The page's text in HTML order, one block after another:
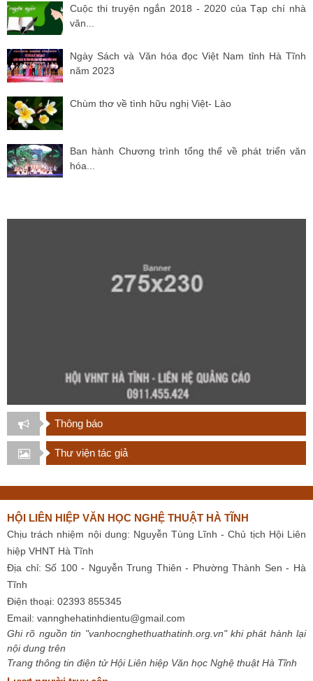
Cuộc thi truyện ngắn 2018 - 2020 của Tạp chí nhà
văn...
Ngày Sách và Văn hóa đọc Việt Nam tỉnh Hà Tĩnh
năm 2023
Chùm thơ về tình hữu nghị Việt- Lào
Ban hành Chương trình tổng thể về phát triển văn
hóa...
Thông báo
Thư viện tác giả
HỘI LIÊN HIỆP VĂN HỌC NGHỆ THUẬT HÀ TĨNH
Chịu trách nhiệm nội dung: Nguyễn Tùng Lĩnh - Chủ tịch Hội Liên
hiệp VHNT Hà Tĩnh
Địa chỉ: Số 100 - Nguyễn Trung Thiên - Phường Thành Sen - Hà
Tĩnh
Điện thoại: 02393 855345
Email: vannghehatinhdientu@gmail.com
Ghi rõ nguồn tin "vanhocnghethuathatinh.org.vn" khi phát hành lại
nội dung trên
Trang thông tin điện tử Hội Liên hiệp Văn học Nghệ thuật Hà Tĩnh